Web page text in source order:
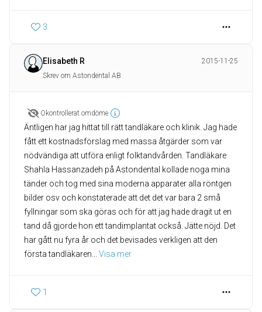
3
Elisabeth R
2015-11-25
Skrev om Astondental AB
Okontrollerat omdöme
Äntligen har jag hittat till rätt tandläkare och klinik. Jag hade
fått ett kostnadsförslag med massa åtgärder som var
nödvändiga att utföra enligt folktandvården. Tandläkare
Shahla Hassanzadeh på Astondental kollade noga mina
tänder och tog med sina moderna apparater alla röntgen
bilder osv och konstaterade att det det var bara 2 små
fyllningar som ska göras och för att jag hade dragit ut en
tand då gjorde hon ett tandimplantat också. Jätte nöjd. Det
har gått nu fyra år och det bevisades verkligen att den
första tandläkaren
Visa mer
1